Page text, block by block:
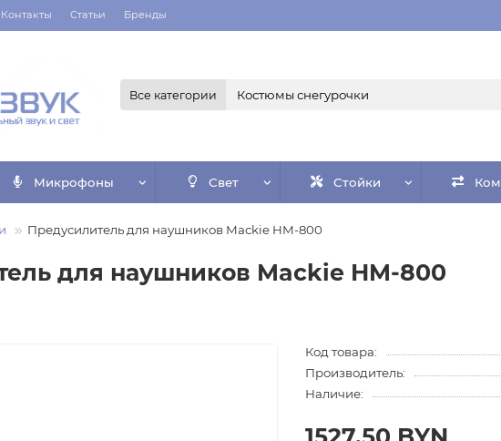
Контакты Статьи Бренды
Все категории
Микрофоны Свет Стойки
Предусилитель для наушников Mackie HM-800
для наушников Mackie HM-800
Код товара:
Производитель:
Наличие: